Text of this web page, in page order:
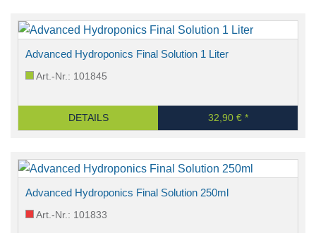
Advanced Hydroponics Final Solution 1 Liter
Art.-Nr.: 101845
DETAILS 32,90 € *
Advanced Hydroponics Final Solution 250ml
Art.-Nr.: 101833